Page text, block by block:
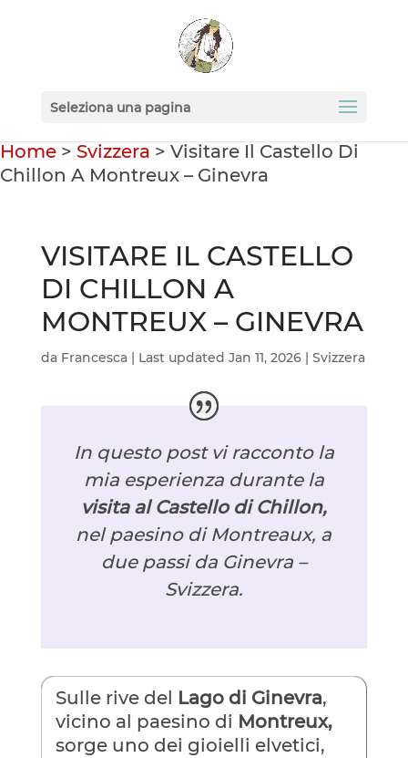
Seleziona una pagina
Home > Svizzera > Visitare Il Castello Di
Chillon A Montreux – Ginevra
VISITARE IL CASTELLO
DI CHILLON A
MONTREUX – GINEVRA
da Francesca| Last updated Jan 11, 2026| Svizzera
In questo post vi racconto la
mia esperienza durante la
visita al Castello di Chillon,
nel paesino di Montreaux, a
due passi da Ginevra –
Svizzera.
Sulle rive del Lago di Ginevra,
vicino al paesino di Montreux,
sorge uno dei gioielli elvetici,